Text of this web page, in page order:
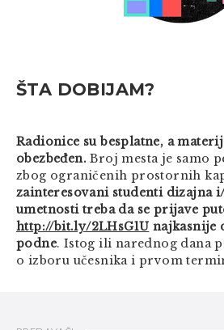
ŠTA DOBIJAM?
Radionice su besplatne, a
obezbeđen. Broj mesta je samo
zbog ograničenih prostornih
zainteresovani studenti dizajna
umetnosti treba da se prijave
http://bit.ly/2LHsG1U najkasnije
podne. Istog ili narednog dana
o izboru učesnika i prvom